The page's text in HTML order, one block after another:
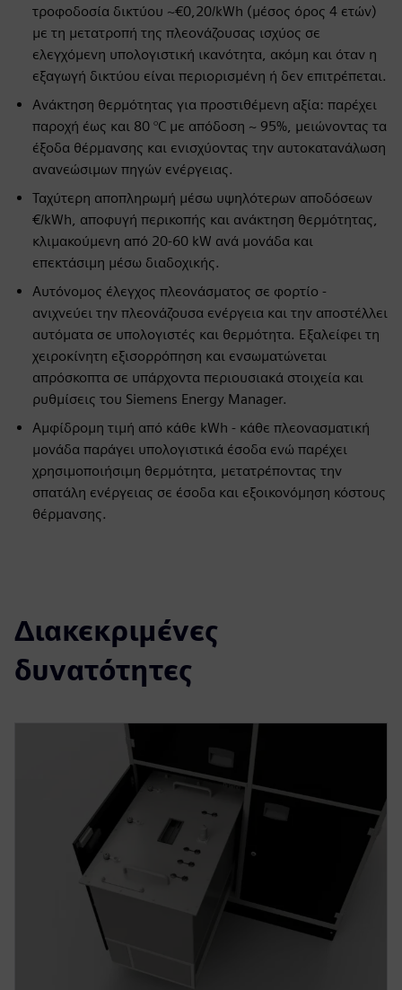
τροφοδοσία δικτύου ~€0,20/kWh (μέσος όρος 4 ετών)
με τη μετατροπή της πλεονάζουσας ισχύος σε
ελεγχόμενη υπολογιστική ικανότητα, ακόμη και όταν η
εξαγωγή δικτύου είναι περιορισμένη ή δεν επιτρέπεται.
Ανάκτηση θερμότητας για προστιθέμενη αξία: παρέχει
παροχή έως και 80 °C με απόδοση ~ 95%, μειώνοντας τα
έξοδα θέρμανσης και ενισχύοντας την αυτοκατανάλωση
ανανεώσιμων πηγών ενέργειας.
Ταχύτερη αποπληρωμή μέσω υψηλότερων αποδόσεων
€/kWh, αποφυγή περικοπής και ανάκτηση θερμότητας,
κλιμακούμενη από 20-60 kW ανά μονάδα και
επεκτάσιμη μέσω διαδοχικής.
Αυτόνομος έλεγχος πλεονάσματος σε φορτίο -
ανιχνεύει την πλεονάζουσα ενέργεια και την αποστέλλει
αυτόματα σε υπολογιστές και θερμότητα. Εξαλείφει τη
χειροκίνητη εξισορρόπηση και ενσωματώνεται
απρόσκοπτα σε υπάρχοντα περιουσιακά στοιχεία και
ρυθμίσεις του Siemens Energy Manager.
Αμφίδρομη τιμή από κάθε kWh - κάθε πλεονασματική
μονάδα παράγει υπολογιστικά έσοδα ενώ παρέχει
χρησιμοποιήσιμη θερμότητα, μετατρέποντας την
σπατάλη ενέργειας σε έσοδα και εξοικονόμηση κόστους
θέρμανσης.
Διακεκριμένες
δυνατότητες